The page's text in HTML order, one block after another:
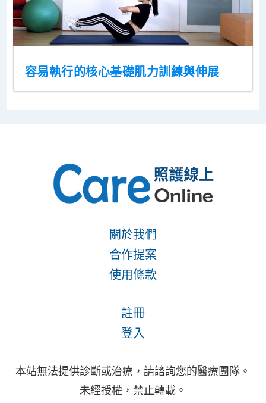
容易執行的核心基礎肌力訓練與伸展
關於我們
合作提案
使用條款
註冊
登入
本站無法提供診斷或治療，請諮詢您的醫療團隊。
未經授權，禁止轉載。